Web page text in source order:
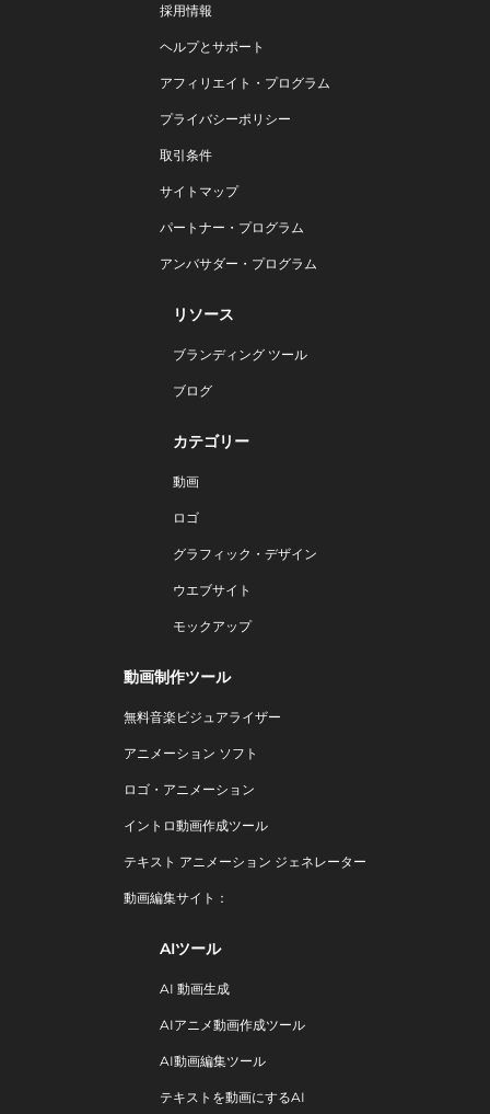
採用情報
ヘルプとサポート
アフィリエイト・プログラム
プライバシーポリシー
取引条件
サイトマップ
パートナー・プログラム
アンバサダー・プログラム
リソース
ブランディング ツール
ブログ
カテゴリー
動画
ロゴ
グラフィック・デザイン
ウエブサイト
モックアップ
動画制作ツール
無料音楽ビジュアライザー
アニメーション ソフト
ロゴ・アニメーション
イントロ動画作成ツール
テキスト アニメーション ジェネレーター
動画編集サイト：
AIツール
AI 動画生成
AIアニメ動画作成ツール
AI動画編集ツール
テキストを動画にするAI